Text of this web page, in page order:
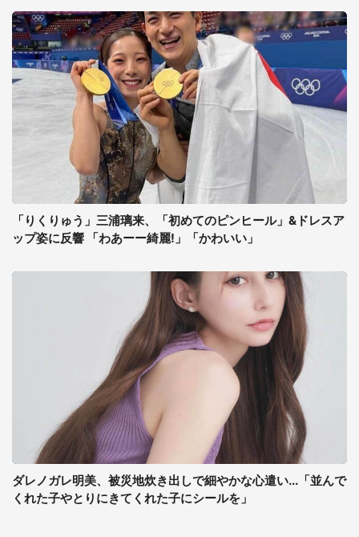
「りくりゅう」三浦璃来、「初めてのピンヒール」&ドレスア
ップ姿に反響 「わあーー綺麗!」「かわいい」
ダレノガレ明美、被災地炊き出しで細やかな心遣い...「並んで
くれた子やとりにきてくれた子にシールを」